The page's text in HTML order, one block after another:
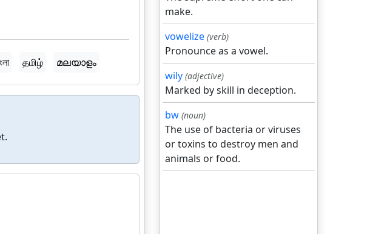
தமிழ் മലയാളം
make.
vowelize (verb)
Pronounce as a vowel.
wily (adjective)
Marked by skill in deception.
bw (noun)
The use of bacteria or viruses
or toxins to destroy men and
animals or food.